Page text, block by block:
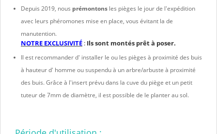
Depuis 2019, nous prémontons les pièges le jour de l'expédition
avec leurs phéromones mise en place, vous évitant la de
manutention.
NOTRE EXCLUSIVITÉ : Ils sont montés prêt à poser.
Il est recommander d' installer le ou les pièges à proximité des buis
à hauteur d' homme ou suspendu à un arbre/arbuste à proximité
des buis. Grâce à l'insert prévu dans la cuve du piège et un petit
tuteur de 7mm de diamètre, il est possible de le planter au sol.